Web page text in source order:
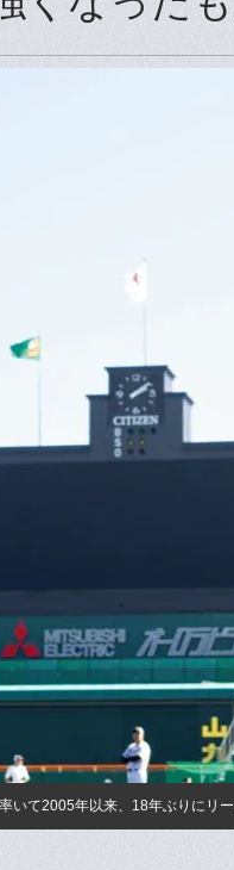
いて2005年以来、18年ぶりにリ